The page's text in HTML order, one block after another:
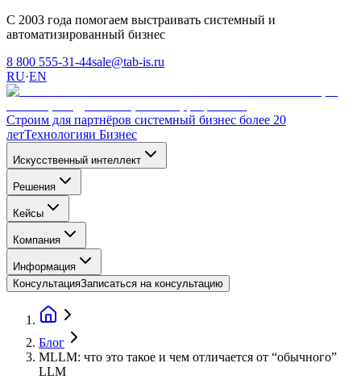
С 2003 года помогаем выстраивать системный и
автоматизированный бизнес
8 800 555-31-44sale@tab-is.ru
RU·EN
Строим для партнёров системный бизнес более 20
летТехнологияи Бизнес
Искусственный интеллект
Решения
Кейсы
Компания
Информация
КонсультацияЗаписаться на консультацию
Блог
MLLM: что это такое и чем отличается от “обычного”
LLM